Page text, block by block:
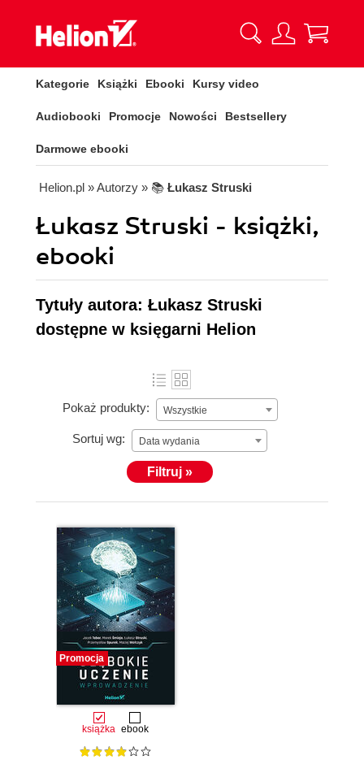
Kategorie Książki Ebooki Kursy video
Audiobooki Promocje Nowości Bestsellery
Darmowe ebooki
Helion.pl » Autorzy » 📚 Łukasz Struski
Łukasz Struski - książki,
ebooki
Tytuły autora: Łukasz Struski
dostępne w księgarni Helion
Pokaż produkty: Wszystkie
Sortuj wg: Data wydania
Filtruj »
Promocja
książka ebook